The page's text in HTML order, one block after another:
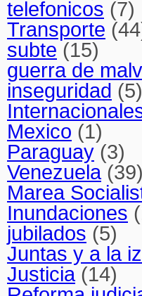
telefonicos (7)
Transporte
subte (15)
guerra de
inseguridad (5)
Mexico (1)
Paraguay (3)
Venezuela(39)
Marea
Inundaciones
jubilados (5)
Juntas y a la
Justicia(14)